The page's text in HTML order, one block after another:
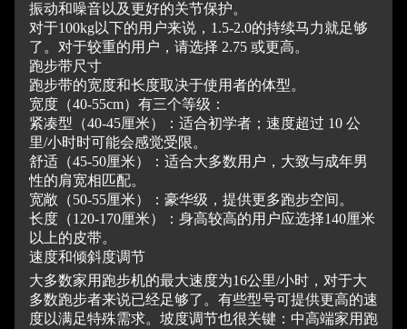
振动和噪音以及更好的关节保护。
对于100kg以下的用户来说，1.5-2.0的持续马力就足够
了。 对于较重的用户，请选择 2.75 或更高。
跑步带尺寸
跑步带的宽度和长度取决于使用者的体型。
宽度（40-55cm）有三个等级：
紧凑型（40-45厘米）：适合初学者； 速度超过 10 公
里/小时时可能会感觉受限。
舒适（45-50厘米）：适合大多数用户，大致与成年男
性的肩宽相匹配。
宽敞（50-55厘米）：豪华级，提供更多跑步空间。
长度（120-170厘米）：身高较高的用户应选择140厘米
以上的皮带。
速度和倾斜度调节
大多数家用跑步机的最大速度为16公里/小时，对于大
多数跑步者来说已经足够了。 有些型号可提供更高的速
度以满足特殊需求。 坡度调节也很关键：中高端家用跑